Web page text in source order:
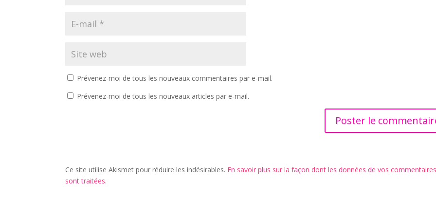
Prévenez-moi de tous les nouveaux commentaires par e-mail.
Prévenez-moi de tous les nouveaux articles par e-mail.
Ce site utilise Akismet pour réduire les indésirables. En savoir plus sur la façon dont les données de vos
sont traitées.